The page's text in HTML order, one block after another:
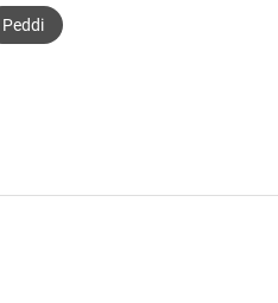
Peddi